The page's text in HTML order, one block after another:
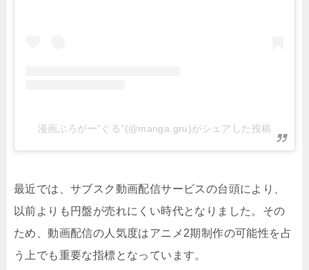
漫画ぶろがー"ぐる"(@manga.gru)がシェアした投稿
最近では、サブスク動画配信サービスの台頭により、
以前よりも円盤が売れにくい時代となりました。その
ため、動画配信の人気度はアニメ2期制作の可能性を占
う上でも重要な指標となっています。